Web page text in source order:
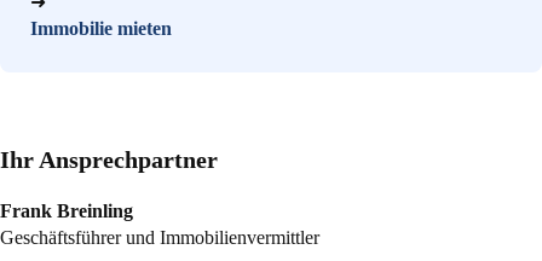
Immobilie mieten
Ihr Ansprechpartner
Frank Breinling
Geschäftsführer und Immobilienvermittler